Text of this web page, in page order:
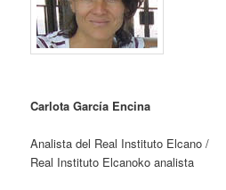
Carlota García Encina
Analista del Real Instituto Elcano /
Real Instituto Elcanoko analista